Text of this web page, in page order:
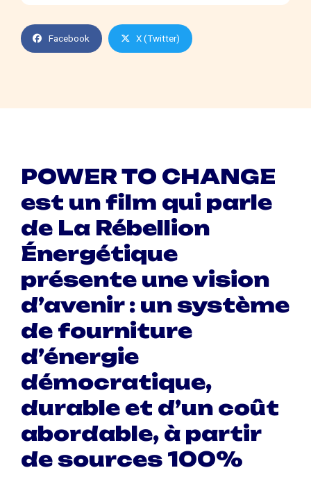
Facebook X (Twitter)
POWER TO CHANGE
est un film qui parle
de La Rébellion
Énergétique
présente une vision
d’avenir : un système
de fourniture
d’énergie
démocratique,
durable et d’un coût
abordable, à partir
de sources 100%